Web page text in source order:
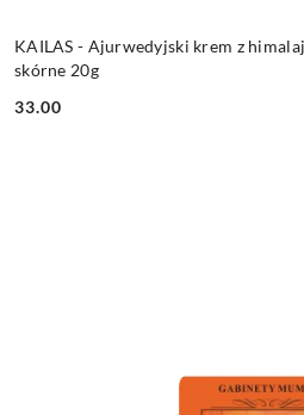
KAILAS - Ajurwedyjski krem z
skórne 20g
Cena:
33.00